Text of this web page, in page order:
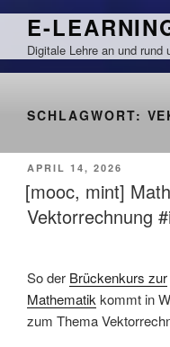
Zum
springen
E-
Digitale Lehre an und
SCHLAGWORT:
VERÖFFENTLICHT
AM
APRIL 14, 2026
[mooc, mint]
Vektorrechnung
So der Brückenkurs zur
Mathematikkommt in
zum Thema